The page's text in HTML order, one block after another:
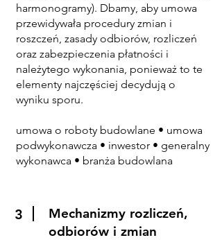
harmonogramy). Dbamy, aby umowa
przewidywała procedury zmian i
roszczeń, zasady odbiorów, rozliczeń
oraz zabezpieczenia płatności i
należytego wykonania, ponieważ to te
elementy najczęściej decydują o
wyniku sporu.
umowa o roboty budowlane • umowa
podwykonawcza • inwestor • generalny
wykonawca • branża budowlana
3
Mechanizmy rozliczeń,
odbiorów i zmian